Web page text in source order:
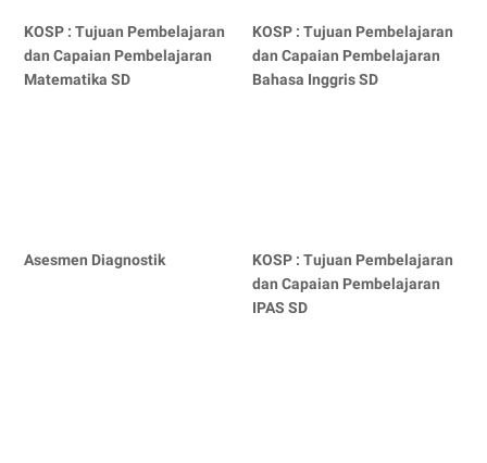
KOSP : Tujuan Pembelajaran
dan Capaian Pembelajaran
Matematika SD
KOSP : Tujuan Pembelajaran
dan Capaian Pembelajaran
Bahasa Inggris SD
Asesmen Diagnostik
KOSP : Tujuan Pembelajaran
dan Capaian Pembelajaran
IPAS SD